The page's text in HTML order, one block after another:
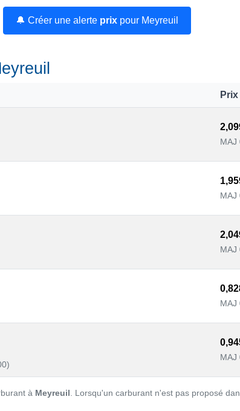
🔔 Créer une alerte prixpour Meyreuil
MAJ
MAJ
MAJ
MAJ
MAJ
à Meyreuil . Lorsqu'un carburant n'est pas proposé